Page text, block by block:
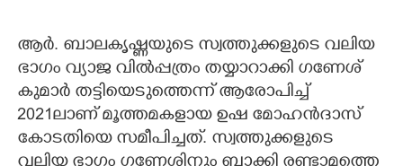
ആർ. ബാലകൃഷ്ണയുടെ സ്വത്തുക്കളുടെ വലിയ
ഭാഗം വ്യാജ വിൽപ്പത്രം തയ്യാറാക്കി ഗണേശ്
കുമാർ തട്ടിയെടുത്തെന്ന് ആരോപിച്ച്
2021ലാണ് മൂത്തമകളായ ഉഷ മോഹൻദാസ്
കോടതിയെ സമീപിച്ചത്. സ്വത്തുക്കളുടെ